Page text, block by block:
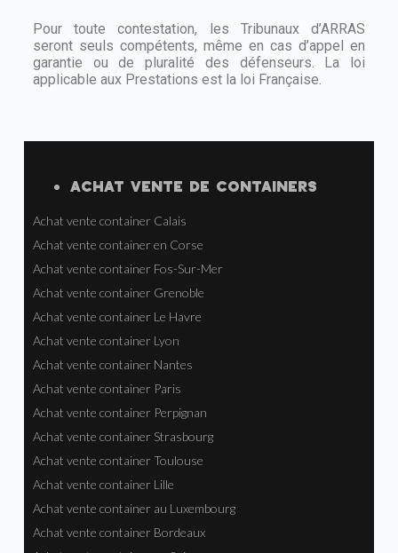
Pour toute contestation, les Tribunaux d’ARRAS
seront seuls compétents, même en cas d’appel en
garantie ou de pluralité des défenseurs. La loi
applicable aux Prestations est la loi Française.
ACHAT VENTE DE CONTAINERS
Achat vente container Calais
Achat vente container en Corse
Achat vente container Fos-Sur-Mer
Achat vente container Grenoble
Achat vente container Le Havre
Achat vente container Lyon
Achat vente container Nantes
Achat vente container Paris
Achat vente container Perpignan
Achat vente container Strasbourg
Achat vente container Toulouse
Achat vente container Lille
Achat vente container au Luxembourg
Achat vente container Bordeaux